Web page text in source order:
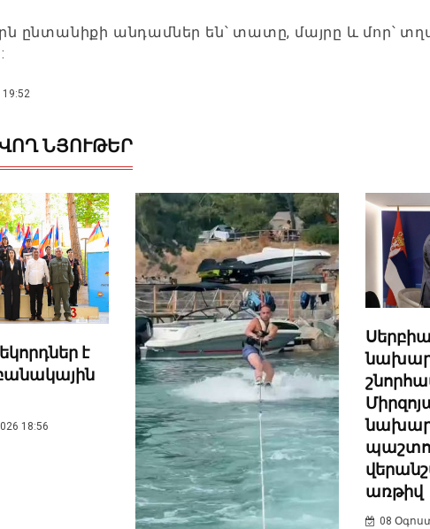
ընտանիքի անդամներ են՝ տատը, մայրը և մոր՝
ՆՅՈՒԹԵՐ
է
18:56
առթիվ
08